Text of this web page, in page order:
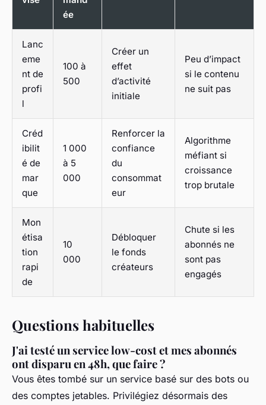
ée
Lanc
eme
nt de
profi
l
100 à
500
Créer un
effet
d’activité
initiale
Peu d’impact
si le contenu
ne suit pas
Créd
ibilit
é de
mar
que
1 000
à 5
000
Renforcer la
confiance
du
consommat
eur
Algorithme
méfiant si
croissance
trop brutale
Mon
étisa
tion
rapi
de
10
000
Débloquer
le fonds
créateurs
Chute si les
abonnés ne
sont pas
engagés
Questions habituelles
J'ai testé un service low-cost et mes abonnés
ont disparu en 48h, que faire ?
Vous êtes tombé sur un service basé sur des bots ou
des comptes jetables. Privilégiez désormais des